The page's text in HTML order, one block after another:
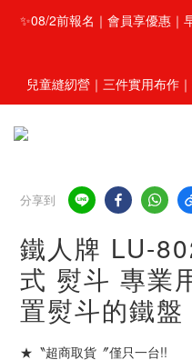
✨08/2前報名｜會員享優惠｜
兒童縫紉營｜三件實用布作
分享到
鐵人牌 LU-
式 熨斗 專業
置熨斗的鐵盤
★〝超商取貨〞僅只一台!!